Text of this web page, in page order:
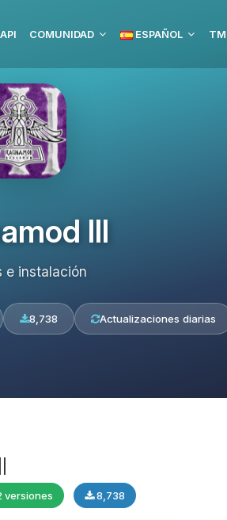
API COMUNIDAD ESPAÑOL
III
e instalación
8,738 Actualizaciones diarias
versiones 8,738